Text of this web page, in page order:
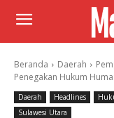
Beranda Daerah
Penegakan Hukum
Daerah Headlines
Sulawesi Utara